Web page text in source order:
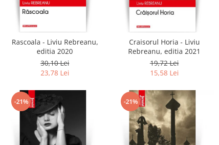
Rascoala - Liviu Rebreanu,
editia 2020
30,10 Lei
23,78 Lei
Craisorul Horia - Liviu
Rebreanu, editia 2021
19,72 Lei
15,58 Lei
-21% -21%